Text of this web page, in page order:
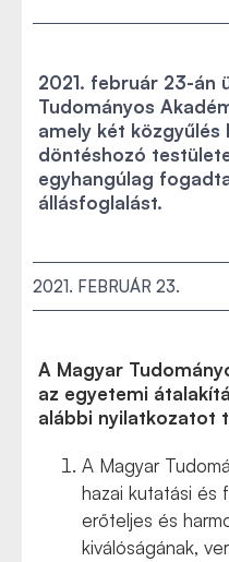
2021. február 23-án
Tudományos
amely két
döntéshozó
egyhangúlag
állásfoglalást.
2021. FEBRUÁR 23.
A Magyar
az egyetemi
alábbi nyilatkozatot
A Magyar
hazai kutatási és
erőteljes és
kiválóságának,